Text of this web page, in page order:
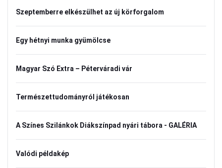
Szeptemberre elkészülhet az új körforgalom
Egy hétnyi munka gyümölcse
Magyar Szó Extra – Péterváradi vár
Természettudományról játékosan
A Színes Szilánkok Diákszínpad nyári tábora - GALÉRIA
Valódi példakép